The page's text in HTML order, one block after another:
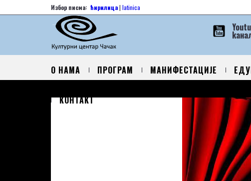
Избор писма: ћирилица| latinica
О НАМА ПРОГРАМ МАНИФЕСТАЦИЈЕ
КОНТАКТ